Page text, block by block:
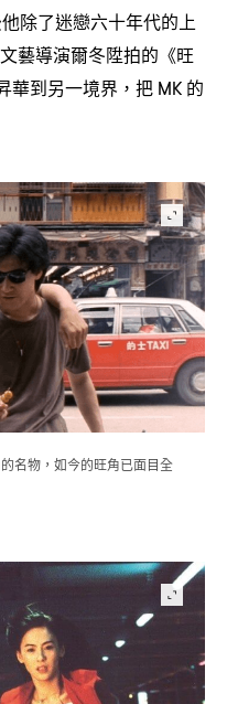
除了迷戀六十年代的上
文藝導演爾冬陞拍的《旺
華到另一境界 ， 把 MK 的
名物 ， 如今的旺角已面目全